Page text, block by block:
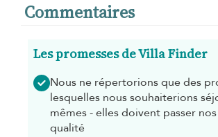
Commentaires
Les promesses de Villa Finder
Nous ne répertorions que des
lesquelles nous souhaiterions
mêmes - elles doivent passer
qualité